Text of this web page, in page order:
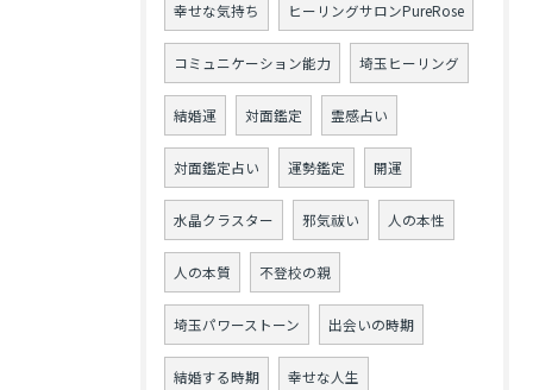
幸せな気持ち ヒーリングサロンPureRose
コミュニケーション能力 埼玉ヒーリング
結婚運 対面鑑定 霊感占い
対面鑑定占い 運勢鑑定 開運
水晶クラスター 邪気祓い 人の本性
人の本質 不登校の親
埼玉パワーストーン 出会いの時期
結婚する時期 幸せな人生